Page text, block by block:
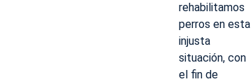
rehabilitamos
perros en esta
injusta
situación, con
el fin de